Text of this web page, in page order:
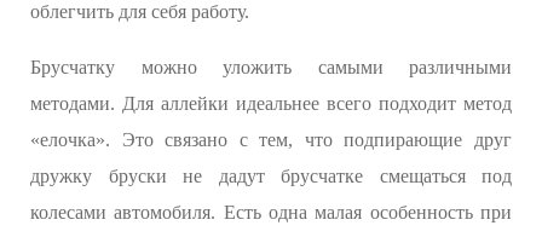
облегчить для себя работу.
Брусчатку можно уложить самыми различными
методами. Для аллейки идеальнее всего подходит метод
«елочка». Это связано с тем, что подпирающие друг
дружку бруски не дадут брусчатке смещаться под
колесами автомобиля. Есть одна малая особенность при